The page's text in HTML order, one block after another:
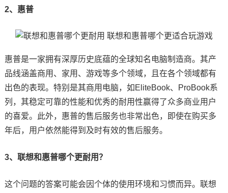
2、惠普
惠普是一家拥有深厚历史底蕴的全球知名电脑制造商。其产
品线涵盖商用、家用、游戏等多个领域，且在各个领域都有
出色的表现。特别是其商用电脑，如EliteBook、ProBook系
列，其稳定可靠的性能和优秀的耐用性赢得了众多商业用户
的喜爱。此外，惠普的售后服务也非常出色，即使在购买多
年后，用户依然能得到及时有效的售后服务。
3、联想和惠普哪个更耐用？
这个问题的答案可能会因个体的使用环境和习惯而异。联想